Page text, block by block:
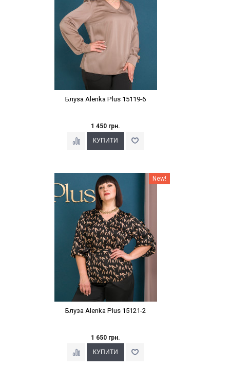
Блуза Alenka Plus 15119-6
1 450 грн.
Наклейки Варіант з % New!
Блуза Alenka Plus 15121-2
1 650 грн.